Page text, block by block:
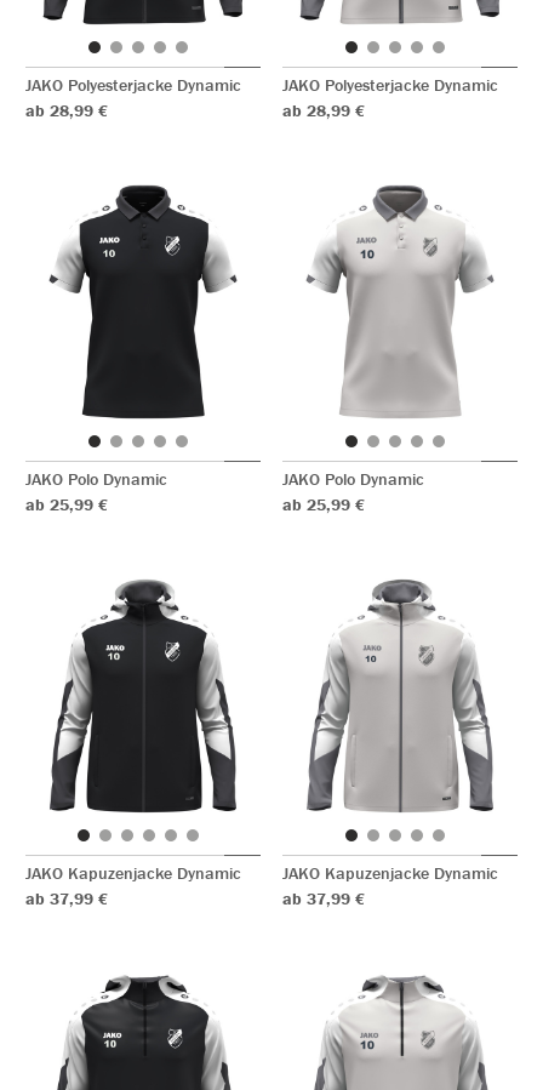
JAKO Polyesterjacke Dynamic
ab 28,99 €
JAKO Polyesterjacke Dynamic
ab 28,99 €
JAKO Polo Dynamic
ab 25,99 €
JAKO Polo Dynamic
ab 25,99 €
JAKO Kapuzenjacke Dynamic
ab 37,99 €
JAKO Kapuzenjacke Dynamic
ab 37,99 €